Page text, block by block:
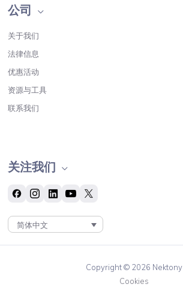
公司
关于我们
法律信息
优惠活动
资源与工具
联系我们
关注我们
简体中文
Copyright © 2026 Nektony
Cookies